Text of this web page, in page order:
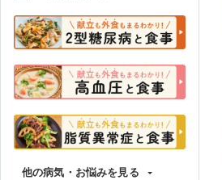
他の病気・お悩みを見る